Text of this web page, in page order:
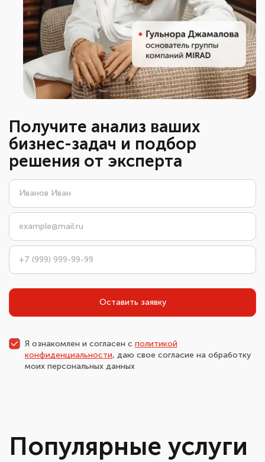
Получите анализ ваших
бизнес-задач и подбор
решения от эксперта
Оставить заявку
Я ознакомлен и согласен с политикой
конфиденциальности, даю свое согласие на обработку
моих персональных данных
Популярные услуги